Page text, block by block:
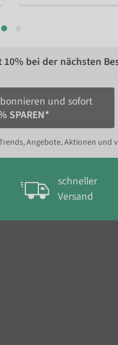
10% bei der nächsten
und sofort
SPAREN*
Angebote, Aktionen und
schneller
Versand